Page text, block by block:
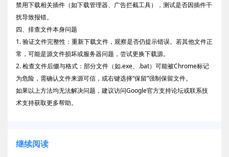
禁用下载相关插件（如下载管理器、广告拦截工具），测试是否因插件干
扰导致报错。
四、排查文件本身问题
1. 验证文件完整性：重新下载文件，观察是否仍提示错误。若其他文件正
常，可能是源文件损坏或服务器问题，尝试更换下载源。
2. 检查文件后缀与格式：部分文件（如.exe、.bat）可能被Chrome标记
为危险，需确认文件来源可信，或右键选择“保留”强制保留文件。
如果以上方法均无法解决问题，建议访问Google官方支持论坛或联系技
术支持获取更多帮助。
继续阅读